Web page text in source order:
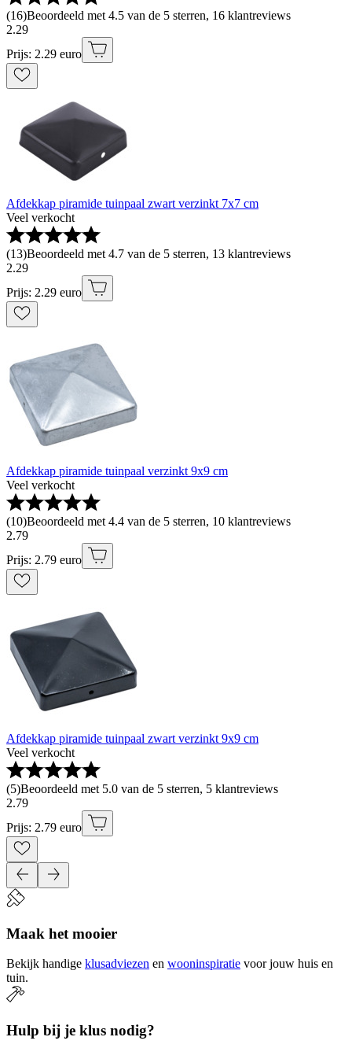
(16)Beoordeeld met 4.5 van de 5 sterren, 16 klantreviews
2.29
Prijs: 2.29 euro
Afdekkap piramide tuinpaal zwart verzinkt 7x7 cm
Veel verkocht
(13)Beoordeeld met 4.7 van de 5 sterren, 13 klantreviews
2.29
Prijs: 2.29 euro
Afdekkap piramide tuinpaal verzinkt 9x9 cm
Veel verkocht
(10)Beoordeeld met 4.4 van de 5 sterren, 10 klantreviews
2.79
Prijs: 2.79 euro
Afdekkap piramide tuinpaal zwart verzinkt 9x9 cm
Veel verkocht
(5)Beoordeeld met 5.0 van de 5 sterren, 5 klantreviews
2.79
Prijs: 2.79 euro
Maak het mooier
Bekijk handige klusadviezen en wooninspiratie voor jouw huis en
tuin.
Hulp bij je klus nodig?